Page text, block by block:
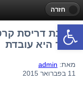
פתח סרגל נגישות
חזרה
מכונת דריסת
כיצד היא עובדת
מאת: admin
11 בפברואר 2015